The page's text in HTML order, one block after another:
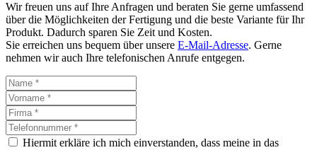
Wir freuen uns auf Ihre Anfragen und beraten Sie gerne umfassend
über die Möglichkeiten der Fertigung und die beste Variante für Ihr
Produkt. Dadurch sparen Sie Zeit und Kosten.
Sie erreichen uns bequem über unsere E-Mail-Adresse. Gerne
nehmen wir auch Ihre telefonischen Anrufe entgegen.
Hiermit erkläre ich mich einverstanden, dass meine in das